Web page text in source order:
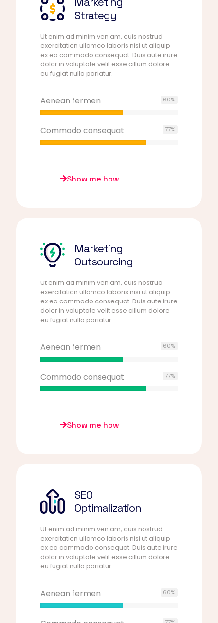
Strategy
Ut enim ad minim veniam, quis nostrud
exercitation ullamco laboris nisi ut aliquip
ex ea commodo consequat. Duis aute irure
dolor in voluptate velit esse cillum dolore
eu fugiat nulla pariatur.
Aenean fermen 60%
Commodo consequat 77%
Show me how
Marketing
Outsourcing
Ut enim ad minim veniam, quis nostrud
exercitation ullamco laboris nisi ut aliquip
ex ea commodo consequat. Duis aute irure
dolor in voluptate velit esse cillum dolore
eu fugiat nulla pariatur.
Aenean fermen 60%
Commodo consequat 77%
Show me how
SEO
Optimalization
Ut enim ad minim veniam, quis nostrud
exercitation ullamco laboris nisi ut aliquip
ex ea commodo consequat. Duis aute irure
dolor in voluptate velit esse cillum dolore
eu fugiat nulla pariatur.
Aenean fermen 60%